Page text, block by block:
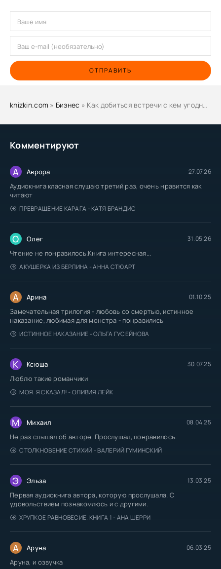
Комментируют
А Аврора 27.07.26
Аудиокнига класная слушаю третий раз, очень нравится как
читают
ПРЕВРАЩЕНИЕ КАРАГА - КАТЯ БРАНДИС
О Олег 31.05.26
Чтение не понравилось.Книга интересная...
АКУШЕРКА ИЗ БЕРЛИНА - АННА СТЮАРТ
А Арина 01.10.25
Замечательная трилогия - любовь со смертью, истинное
наказание, любимая для монстра - понравились
ИСТИННОЕ НАКАЗАНИЕ - ОЛЬГА ГУСЕЙНОВА
К Ксюша 30.07.25
Люблю такие романчики
МОЯ. Я СКАЗАЛ! - ОЛИВИЯ ЛЕЙК
М Михаил 08.04.25
Не раз слышал об авторе. Прослушал, понравилось.
СТОЛКНОВЕНИЕ СТИХИЙ - ВАЛЕРИЙ ГУМИНСКИЙ
Э Эльза 13.03.25
Первая аудиокнига автора, которую прослушала. С
удовольствием познакомлюсь и с другими.
ХРУПКОЕ РАВНОВЕСИЕ. КНИГА 1 - АНА ШЕРРИ
А Аруна 06.03.25
Аруна, и озвучка
ОТПРАВИТЬ
knizkin.com » Бизнес » Как добиться встречи с кем угодно. Скрытая сила контактного маркетинга - Стю Хейнеке